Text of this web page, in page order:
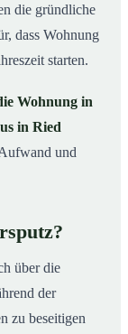
die gründliche
dass Wohnung
starten.
Wohnung in
in Ried
und
über die
der
zu beseitigen